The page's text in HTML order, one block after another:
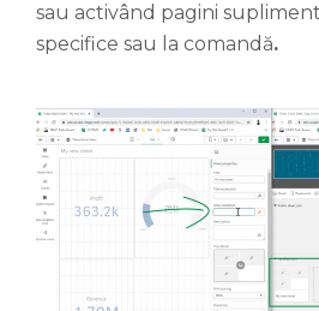
sau activând pagini
specifice sau la comandă.